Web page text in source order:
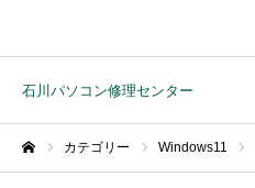
石川パソコン修理センター
カテゴリー Windows11